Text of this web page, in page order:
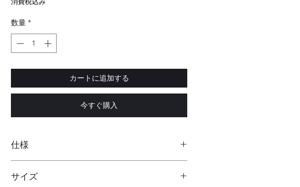
数量 *
カートに追加する
今すぐ購入
仕様
ベルト裏面のタッチレバーをスライドさせることで
サイズ